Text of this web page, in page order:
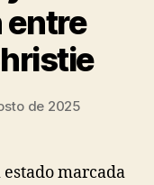
entre
de 2025
marcada